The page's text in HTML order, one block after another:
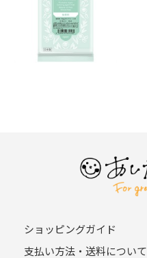
ショッピングガイド
支払い方法・送料について